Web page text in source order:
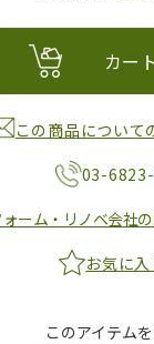
カー
この商品について
03-
ーム・リノベ会社
お気に
このアイテム